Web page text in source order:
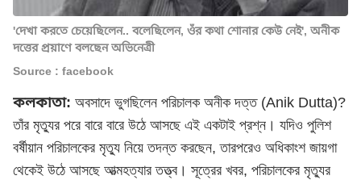
'দেখা করতে চেয়েছিলেন.. বলেছিলেন, ওঁর কথা শোনার কেউ নেই', অনীক
দত্তের প্রয়াণে বলছেন অভিনেত্রী
Source : facebook
কলকাতা: অবসাদে ভুগছিলেন পরিচালক অনীক দত্ত (Anik Dutta)?
তাঁর মৃত্যুর পরে বারে বারে উঠে আসছে এই একটাই প্রশ্ন। যদিও পুলিশ
বর্ষীয়ান পরিচালকের মৃত্যু নিয়ে তদন্ত করছেন, তারপরেও অধিকাংশ জায়গা
থেকেই উঠে আসছে আত্মহত্যার তত্ত্ব। সূত্রের খবর, পরিচালকের মৃত্যুর